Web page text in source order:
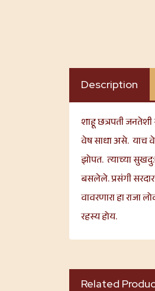
Description
शाहू छत्रपती
वेष साधा असे. याच
झोपत. त्याच्या
बसलेले. प्रसंगी
वावरणारा हा राजा
रहस्य होय.
Related